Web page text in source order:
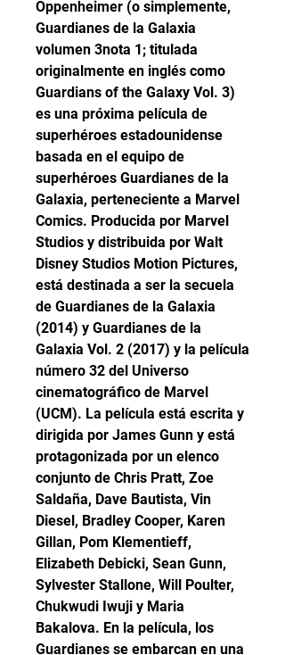
Oppenheimer (o simplemente,
Guardianes de la Galaxia
volumen 3nota 1; titulada
originalmente en inglés como
Guardians of the Galaxy Vol. 3)
es una próxima película de
superhéroes estadounidense
basada en el equipo de
superhéroes Guardianes de la
Galaxia, perteneciente a Marvel
Comics. Producida por Marvel
Studios y distribuida por Walt
Disney Studios Motion Pictures,
está destinada a ser la secuela
de Guardianes de la Galaxia
(2014) y Guardianes de la
Galaxia Vol. 2 (2017) y la película
número 32 del Universo
cinematográfico de Marvel
(UCM). La película está escrita y
dirigida por James Gunn y está
protagonizada por un elenco
conjunto de Chris Pratt, Zoe
Saldaña, Dave Bautista, Vin
Diesel, Bradley Cooper, Karen
Gillan, Pom Klementieff,
Elizabeth Debicki, Sean Gunn,
Sylvester Stallone, Will Poulter,
Chukwudi Iwuji y Maria
Bakalova. En la película, los
Guardianes se embarcan en una